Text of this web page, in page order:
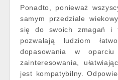
Ponadto, ponieważ
samym przedziale
się do swoich zmagań i
pozwalają ludziom
dopasowania w
zainteresowania,
jest kompatybilny.